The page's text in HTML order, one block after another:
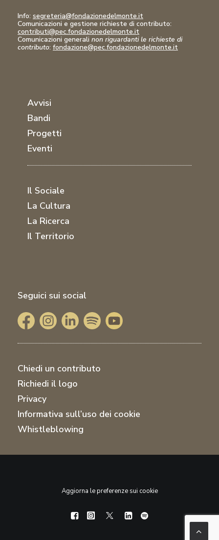
Info: segreteria@fondazionedelmonte.it
Comunicazioni e gestione richieste di contributo:
contributi@pec.fondazionedelmonte.it
Comunicazioni generali non riguardanti le richieste di
contributo: fondazione@pec.fondazionedelmonte.it
Avvisi
Bandi
Progetti
Eventi
Il Sociale
La Cultura
La Ricerca
Il Territorio
Seguici sui social
Chiedi un contributo
Richiedi il logo
Privacy
Informativa sull’uso dei cookie
Whistleblowing
Aggiorna le preferenze sui cookie